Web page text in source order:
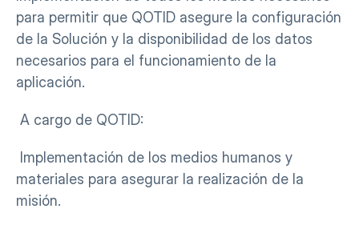
para permitir que QOTID asegure la configuración
de la Solución y la disponibilidad de los datos
necesarios para el funcionamiento de la
aplicación.
A cargo de QOTID:
Implementación de los medios humanos y
materiales para asegurar la realización de la
misión.